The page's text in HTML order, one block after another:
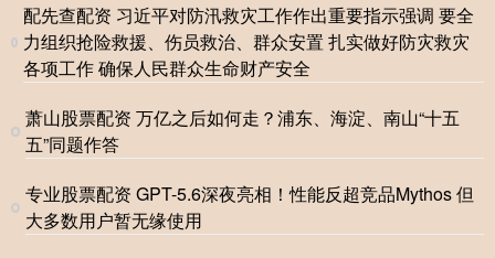
配先查配资 习近平对防汛救灾工作作出重要指示强调 要全
力组织抢险救援、伤员救治、群众安置 扎实做好防灾救灾
各项工作 确保人民群众生命财产安全
萧山股票配资 万亿之后如何走？浦东、海淀、南山“十五
五”同题作答
专业股票配资 GPT-5.6深夜亮相！性能反超竞品Mythos 但
大多数用户暂无缘使用